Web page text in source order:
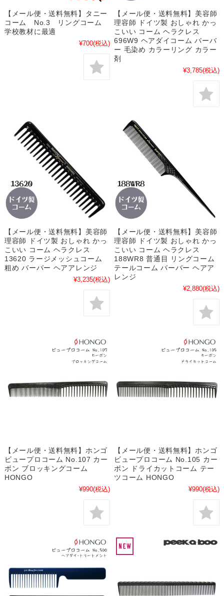
【メール便・送料無料】タニー
コーム No.3 リングコーム
学校教材に最適
¥700(税込)
【メール便・送料無料】美容師
理容師 ドイツ製 おしゃれ かっ
こいい コーム ヘラクレス
696W9 ヘアダイコーム バーバ
ー 毛染め カラーリング カラー
剤
¥3,785(税込)
【メール便・送料無料】美容師
理容師 ドイツ製 おしゃれ かっ
こいい コーム ヘラクレス
13620 ラージメッシュコーム
粗め バーバー ヘアアレンジ
¥3,235(税込)
【メール便・送料無料】美容師
理容師 ドイツ製 おしゃれ かっ
こいい コーム ヘラクレス
188WR8 普通目 リングコーム
テールコーム バーバー ヘアア
レンジ
¥2,880(税込)
【メール便・送料無料】ホンゴ
ビュープロコーム No.107 カー
ボン ブロッキングコーム
HONGO
¥990(税込)
【メール便・送料無料】ホンゴ
ビュープロコーム No.105 カー
ボン ドライカットコーム テー
ツコーム HONGO
¥990(税込)